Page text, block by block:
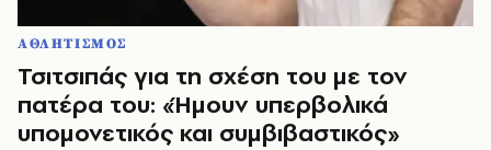
ΑΘΛΗΤΙΣΜΟΣ
Τσιτσιπάς για τη σχέση του με τον
πατέρα του: «Ήμουν υπερβολικά
υπομονετικός και συμβιβαστικός»